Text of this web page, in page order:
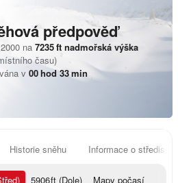
předpověď
na 7235ft nadmořská výška
času)
v 00hod33min
Historie sněhu Informace o středisku
5906ft (Dole) Mapy počasí